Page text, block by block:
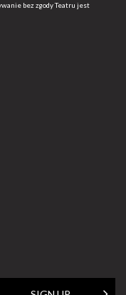
bez zgody Teatru jest